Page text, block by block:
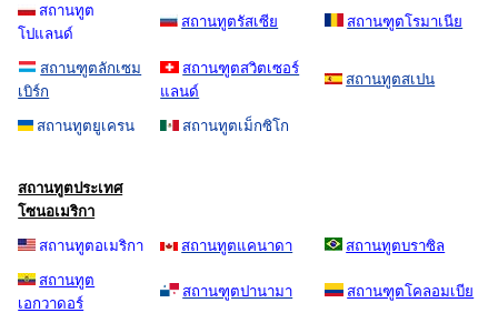
สถานทูต
โปแลนด์
สถานทูตรัสเซีย สถานฑูตโรมาเนีย
สถานฑูตลักเซม
เบิร์ก
สถานฑูตสวิตเซอร์
แลนด์
สถานทูตสเปน
สถานทูตยูเครน สถานทูตเม็กซิโก
สถานทูตประเทศ
โซนอเมริกา
สถานทูตอเมริกา สถานทูตแคนาดา สถานทูตบราซิล
สถานทูต
เอกวาดอร์
สถานฑูตปานามา สถานฑูตโคลอมเบีย